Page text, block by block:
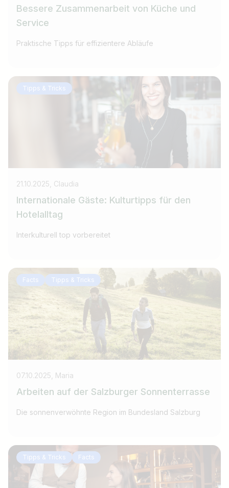
Bessere Zusammenarbeit von Küche und
Service
Praktische Tipps für effizientere Abläufe
Tipps & Tricks
21.10.2025, Claudia
Internationale Gäste: Kulturtipps für den
Hotelalltag
Interkulturell top vorbereitet
Facts Tipps & Tricks
07.10.2025, Maria
Arbeiten auf der Salzburger Sonnenterrasse
Die sonnenverwöhnte Region im Bundesland Salzburg
Tipps & Tricks Facts